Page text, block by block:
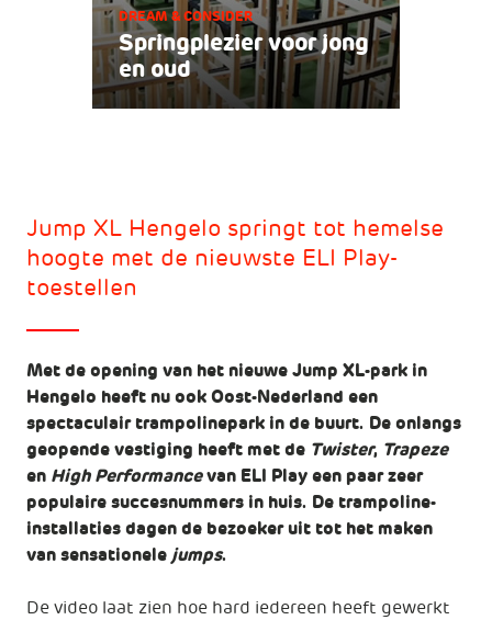
DREAM & CONSIDER
Springplezier voor jong
en oud
Jump XL Hengelo springt tot hemelse
hoogte met de nieuwste ELI Play-
toestellen
Met de opening van het nieuwe Jump XL-park in
Hengelo heeft nu ook Oost-Nederland een
spectaculair trampolinepark in de buurt. De onlangs
geopende vestiging heeft met de Twister, Trapeze
en High Performancevan ELI Play een paar zeer
populaire succesnummers in huis. De trampoline-
installaties dagen de bezoeker uit tot het maken
van sensationele jumps.
De video laat zien hoe hard iedereen heeft gewerkt